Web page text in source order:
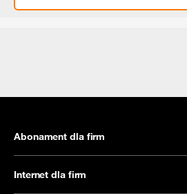
Abonament dla firm
Internet dla firm